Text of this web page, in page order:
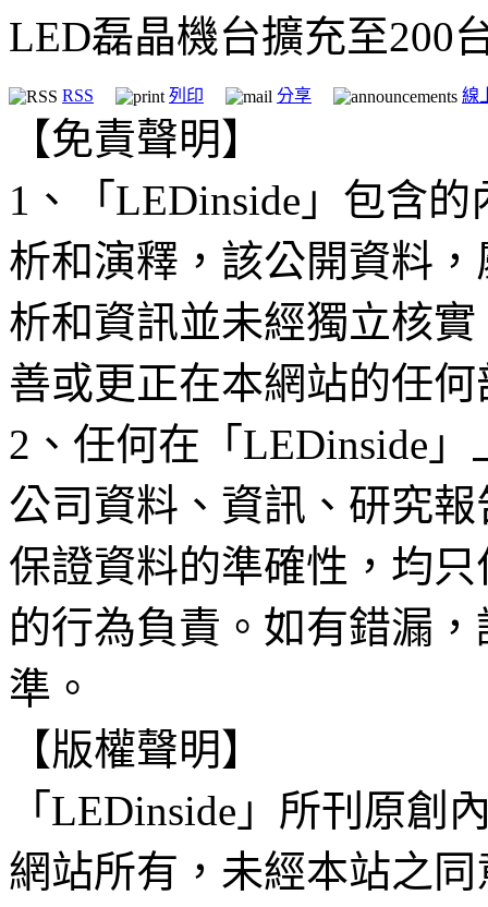
LED磊晶機台擴充至200
RSS 列印 分享 線
【免責聲明】
1、「LEDinside」包含
析和演釋，該公開資料
析和資訊並未經獨立核
善或更正在本網站的任
2、任何在「LEDinside
公司資料、資訊、研究
保證資料的準確性，均
的行為負責。如有錯漏
準。
【版權聲明】
「LEDinside」所刊原創
網站所有，未經本站之